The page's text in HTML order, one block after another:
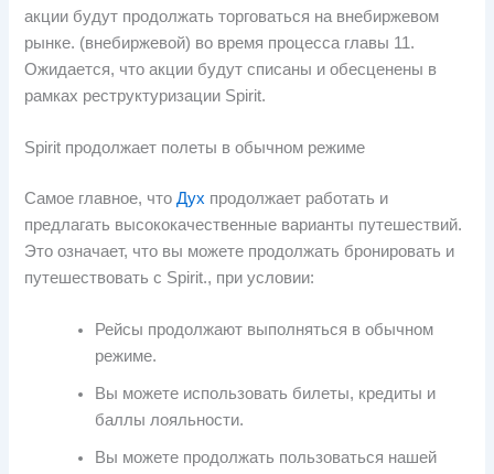
акции будут продолжать торговаться на внебиржевом
рынке. (внебиржевой) во время процесса главы 11.
Ожидается, что акции будут списаны и обесценены в
рамках реструктуризации Spirit.
Spirit продолжает полеты в обычном режиме
Самое главное, чтоДух продолжает работать и
предлагать высококачественные варианты путешествий.
Это означает, что вы можете продолжать бронировать и
путешествовать с Spirit., при условии:
Рейсы продолжают выполняться в обычном
режиме.
Вы можете использовать билеты, кредиты и
баллы лояльности.
Вы можете продолжать пользоваться нашей